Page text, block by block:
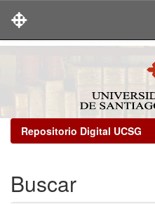
Repositorio Digital UCSG
Buscar